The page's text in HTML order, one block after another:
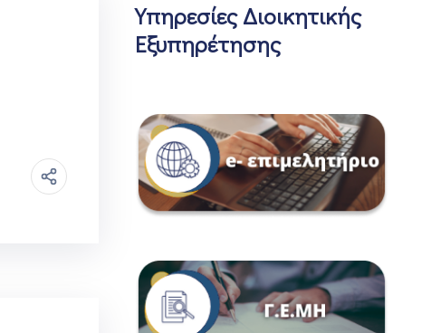
Υπηρεσίες Διοικητικής
Εξυπηρέτησης